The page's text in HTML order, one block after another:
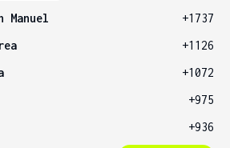
Manuel
+1737
+1126
+1072
+975
+936